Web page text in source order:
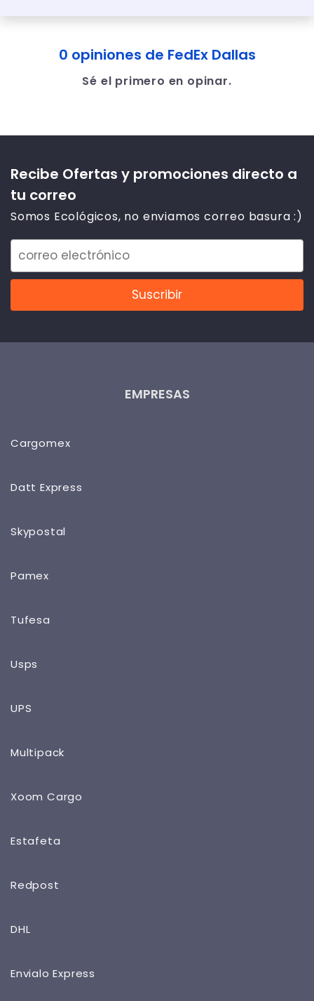
0 opiniones de FedEx Dallas
Sé el primero en opinar.
Recibe Ofertas y promociones directo a
tu correo
Somos Ecológicos, no enviamos correo basura :)
EMPRESAS
Cargomex
Datt Express
Skypostal
Pamex
Tufesa
Usps
UPS
Multipack
Xoom Cargo
Estafeta
Redpost
DHL
Envialo Express